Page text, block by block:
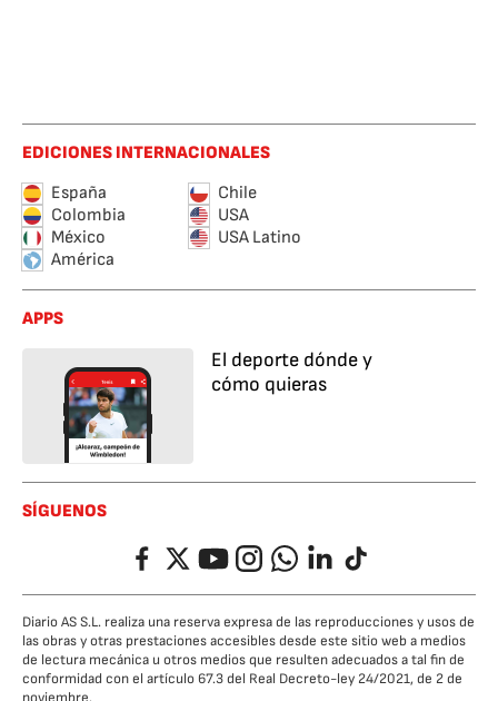
EDICIONES INTERNACIONALES
España
Chile
Colombia
USA
México
USA Latino
América
APPS
El deporte dónde y
cómo quieras
SÍGUENOS
FacebookTwitterYouTubeInstagramWhatsappLinkedIn
TikTok
Diario AS S.L. realiza una reserva expresa de las reproducciones y usos de
las obras y otras prestaciones accesibles desde este sitio web a medios
de lectura mecánica u otros medios que resulten adecuados a tal fin de
conformidad con el artículo 67.3 del Real Decreto-ley 24/2021, de 2 de